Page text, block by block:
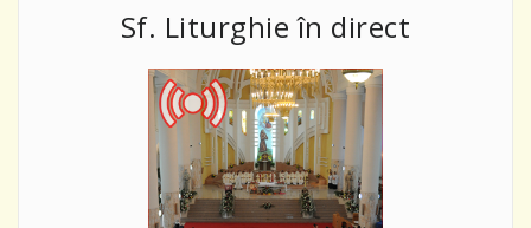
Sf. Liturghie în direct